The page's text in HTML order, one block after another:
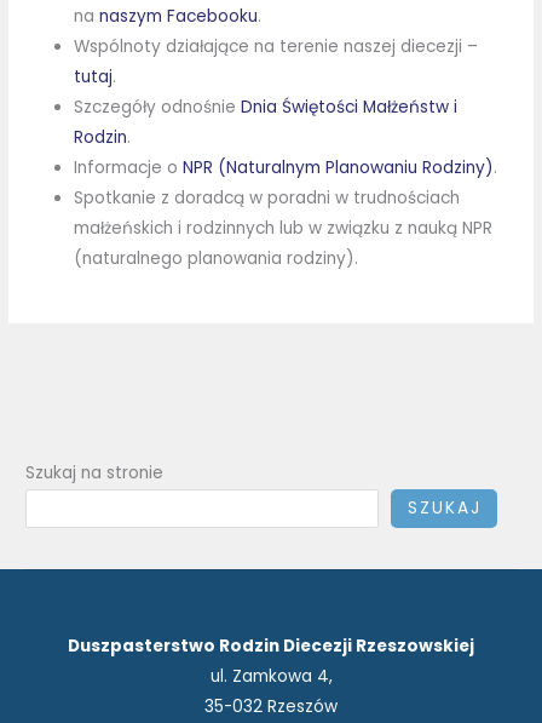
nanaszym Facebooku.
Wspólnoty działające na terenie naszej diecezji –
tutaj.
Szczegóły odnośnieDnia Świętości Małżeństw i
Rodzin.
Informacje oNPR (Naturalnym Planowaniu Rodziny).
Spotkanie z doradcą w poradni w trudnościach
małżeńskich i rodzinnych lub w związku z nauką NPR
(naturalnego planowania rodziny).
Szukaj na stronie
SZUKAJ
Duszpasterstwo Rodzin Diecezji Rzeszowskiej
ul. Zamkowa 4,
35-032 Rzeszów